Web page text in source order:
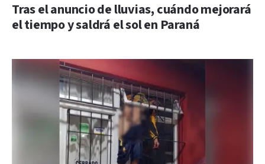
Tras el anuncio de lluvias, cuándo mejorará
el tiempo y saldrá el sol en Paraná